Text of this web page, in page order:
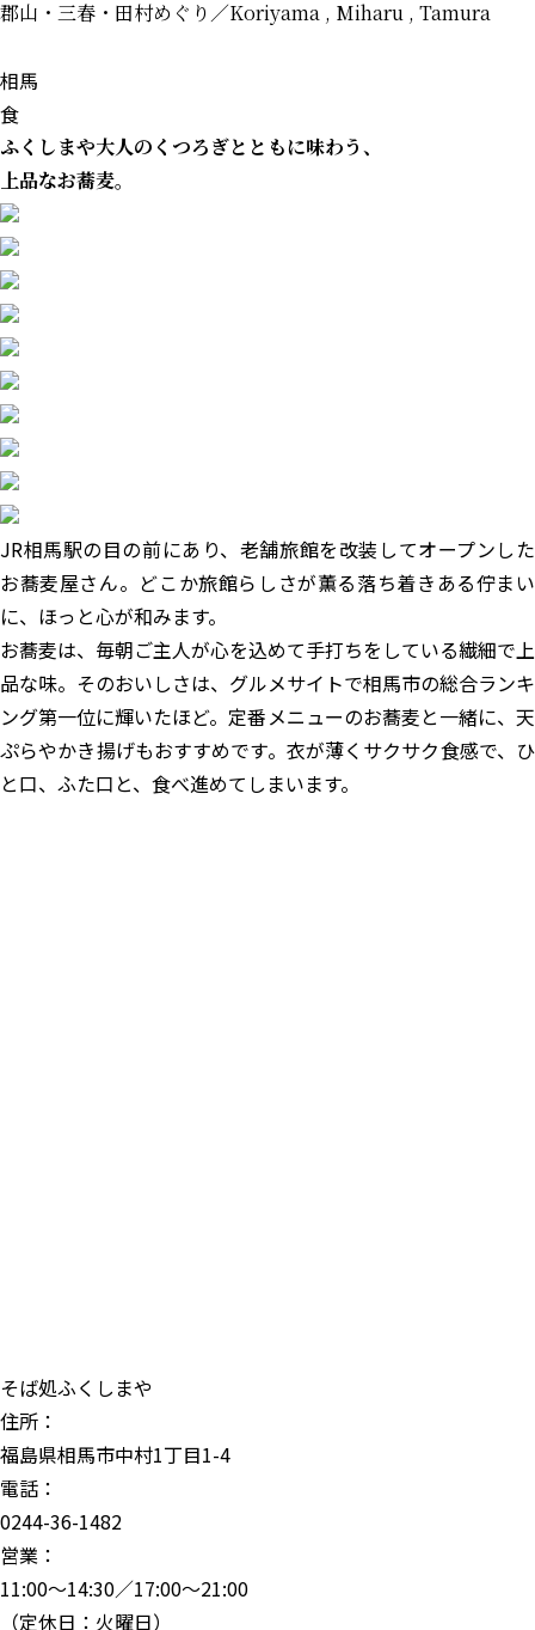
郡山・三春・田村めぐり ／Koriyama , Miharu , Tamura
相馬
食
ふくしまや大人のくつろぎとともに味わう、
上品なお蕎麦。
JR相馬駅の目の前にあり、老舗旅館を改装してオープンした
お蕎麦屋さん。どこか旅館らしさが薫る落ち着きある佇まい
に、ほっと心が和みます。
お蕎麦は、毎朝ご主人が心を込めて手打ちをしている繊細で上
品な味。そのおいしさは、グルメサイトで相馬市の総合ランキ
ング第一位に輝いたほど。定番メニューのお蕎麦と一緒に、天
ぷらやかき揚げもおすすめです。衣が薄くサクサク食感で、ひ
と口、ふた口と、食べ進めてしまいます。
そば処ふくしまや
住所：
福島県相馬市中村1丁目1-4
電話：
0244-36-1482
営業：
11:00〜14:30／17:00〜21:00
（定休日：火曜日）